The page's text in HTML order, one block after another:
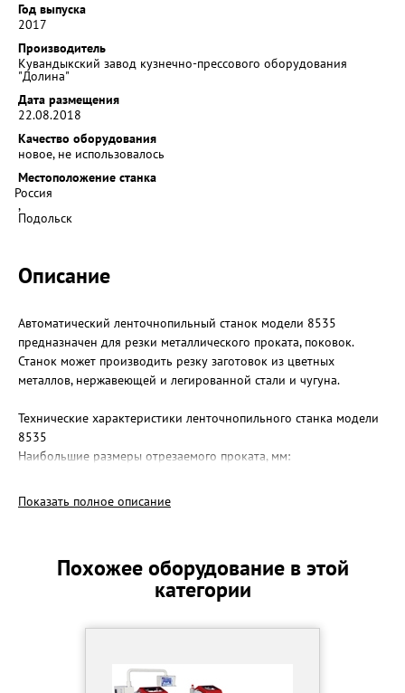
Год выпуска
2017
Производитель
Кувандыкский завод кузнечно-прессового оборудования
"Долина"
Дата размещения
22.08.2018
Качество оборудования
новое, не использовалось
Местоположение станка
Россия
,
Подольск
Описание
Автоматический ленточнопильный станок модели 8535
предназначен для резки металлического проката, поковок.
Станок может производить резку заготовок из цветных
металлов, нержавеющей и легированной стали и чугуна.
Технические характеристики ленточнопильного станка модели
8535
Наибольшие размеры отрезаемого проката, мм:
квадрат - 320
прямоугольник - 320х500
привод пилы - 3
Емкость баков, л:
Габаритные размеры станка, мм.:
Показать полное описание
Похожее оборудование в этой
категории